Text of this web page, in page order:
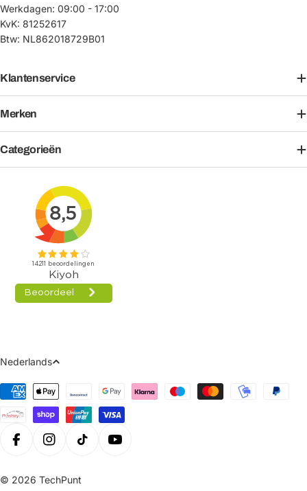
Werkdagen: 09:00 - 17:00
KvK: 81252617
Btw: NL862018729B01
Klantenservice
Merken
Categorieën
Taal
Nederlands
Betaalmethoden
FacebookInstagramTiktok
© 2026 TechPunt